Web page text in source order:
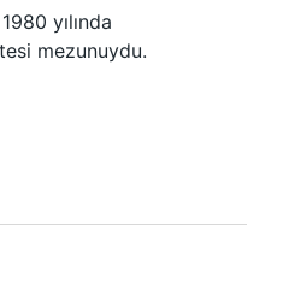
yılında
mezunuydu.